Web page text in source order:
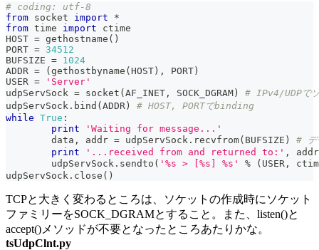
# coding: utf-8
from socket import
*
from time import ctime
HOST = gethostname ( )
PORT = 34512
BUFSIZE = 1024
ADDR = (gethostbyname (HOST) , PORT)
USER =
'Server'
udpServSock = socket (AF_INET , SOCK_DGRAM)
# IPv4/UDPで
udpServSock . bind (ADDR )
# HOST, PORTでbinding
while True :
print
'Waiting for message...'
	data
, addr = udpServSock . recvfrom( BUFSIZE )
# デ
print
'...received from and returned to:' ,
addr
	udpServSock
. sendto ( '%s > [%s] %s' % ( USER ,
udpServSock . close ( )
TCPと大きく変わるところは、ソケットの作成時にソケット
ファミリーをSOCK_DGRAMとすること。また、listen()と
accept()メソッドが不要となったところあたりかな。
tsUdpClnt.py